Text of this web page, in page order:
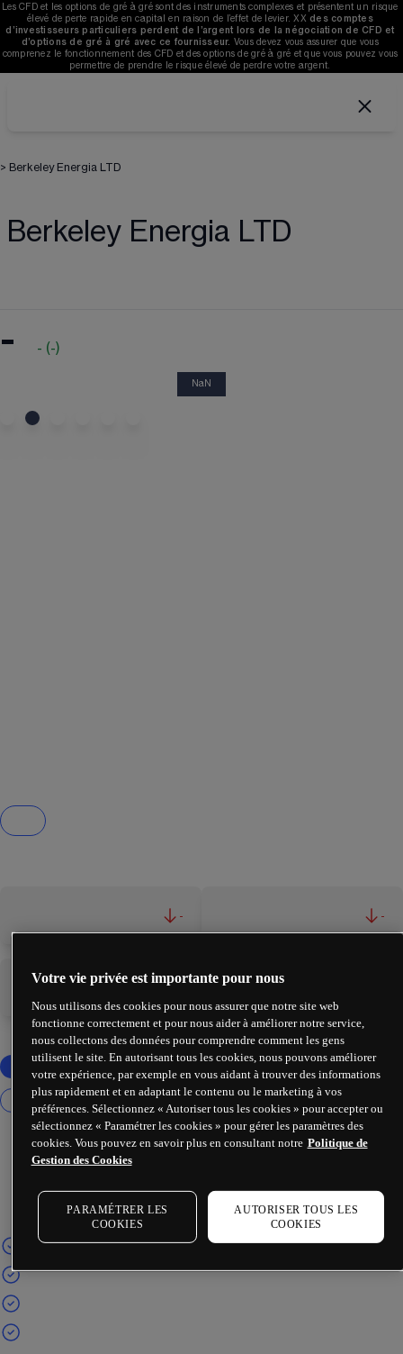
Les CFD et les options de gré à gré sont des instruments complexes et présentent un risque
élevé de perte rapide en capital en raison de l’effet de levier. XX des comptes
d’investisseurs particuliers perdent de l’argent lors de la négociation de CFD et
d’options de gré à gré avec ce fournisseur. Vous devez vous assurer que vous
comprenez le fonctionnement des CFD et des options de gré à gré et que vous pouvez vous
permettre de prendre le risque élevé de perdre votre argent.
> Berkeley Energia LTD
Berkeley Energia LTD
- - (-)
NaN
- -
Votre vie privée est importante pour nous
Nous utilisons des cookies pour nous assurer que notre site web
fonctionne correctement et pour nous aider à améliorer notre service,
nous collectons des données pour comprendre comment les gens
utilisent le site. En autorisant tous les cookies, nous pouvons améliorer
votre expérience, par exemple en vous aidant à trouver des informations
plus rapidement et en adaptant le contenu ou le marketing à vos
préférences. Sélectionnez « Autoriser tous les cookies » pour accepter ou
sélectionnez « Paramétrer les cookies » pour gérer les paramètres des
cookies. Vous pouvez en savoir plus en consultant notre Politique de
Gestion des Cookies
PARAMÉTRER LES
COOKIES
AUTORISER TOUS LES
COOKIES